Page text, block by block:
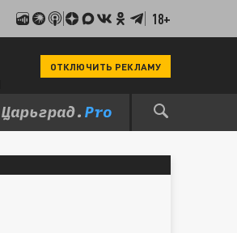
18+
ОТКЛЮЧИТЬ РЕКЛАМУ